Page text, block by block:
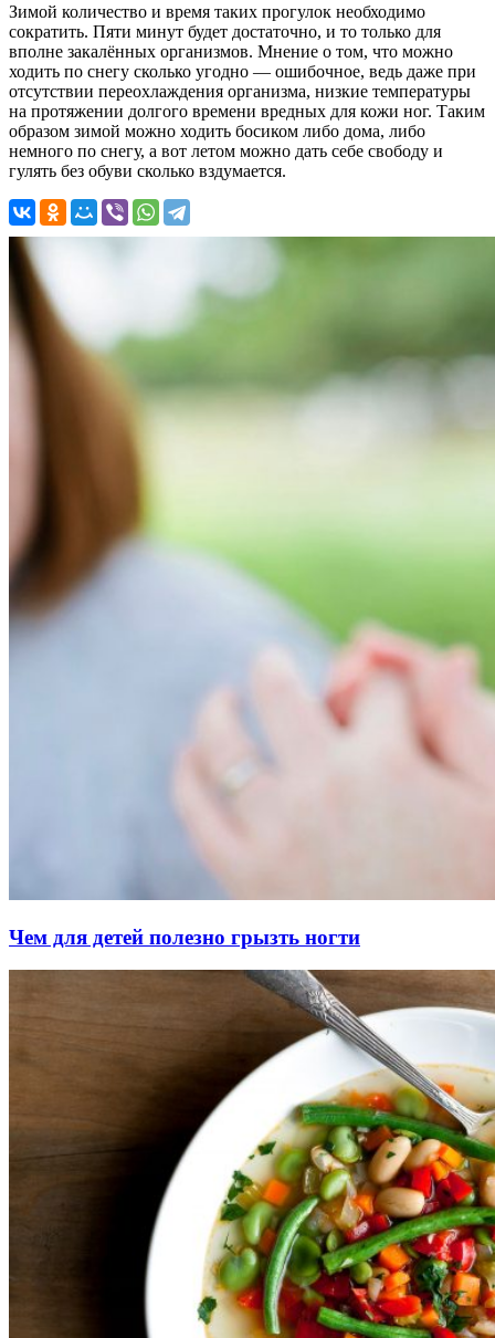
Зимой количество и время таких прогулок необходимо
сократить. Пяти минут будет достаточно, и то только для
вполне закалённых организмов. Мнение о том, что можно
ходить по снегу сколько угодно — ошибочное, ведь даже при
отсутствии переохлаждения организма, низкие температуры
на протяжении долгого времени вредных для кожи ног. Таким
образом зимой можно ходить босиком либо дома, либо
немного по снегу, а вот летом можно дать себе свободу и
гулять без обуви сколько вздумается.
Чем для детей полезно грызть ногти